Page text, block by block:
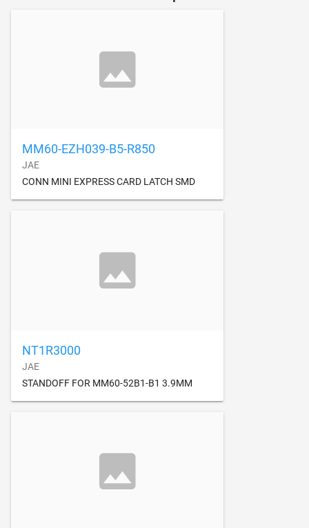
MM60-EZH039-B5-R850
JAE
CONN MINI EXPRESS CARD LATCH SMD
NT1R3000
JAE
STANDOFF FOR MM60-52B1-B1 3.9MM